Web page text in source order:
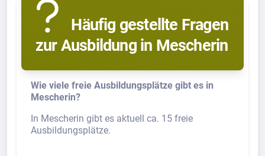
Häufig gestellte Fragen
zur Ausbildung in Mescherin
Wie viele freie Ausbildungsplätze gibt es in
Mescherin?
In Mescherin gibt es aktuell ca. 15 freie
Ausbildungsplätze.